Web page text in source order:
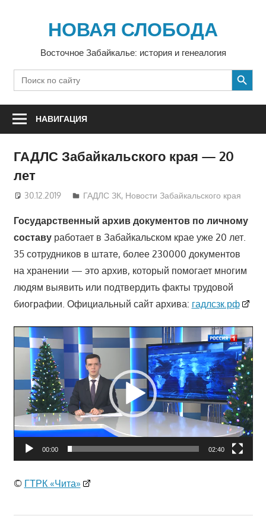
содержимомуНОВАЯ СЛОБОДА
Восточное Забайкалье: история и генеалогия
Search
for:
SEARCH BUTTON
НАВИГАЦИЯ
ГАДЛС Забайкальского края — 20
лет
30.12.2019 Екатерина Аникина
ГАДЛС ЗК, Новости Забайкальского края
Государственный архив документов по личному
составуработает в Забайкальском крае уже 20 лет.
35 сотрудников в штате, более 230000 документов
на хранении — это архив, который помогает многим
людям выявить или подтвердить факты трудовой
биографии. Официальный сайт архива: гадлсзк.рф
Видеоплеер
00:00 02:40
© ГТРК «Чита»